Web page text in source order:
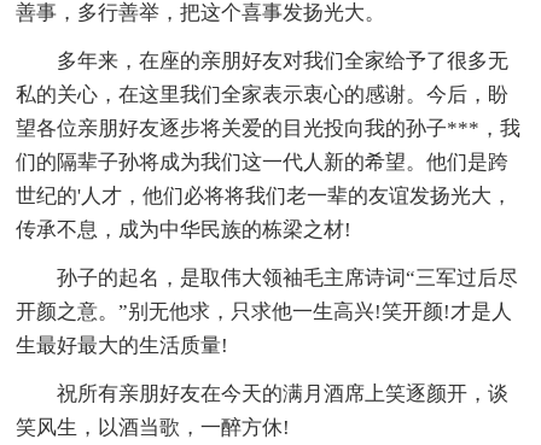
善事，多行善举，把这个喜事发扬光大。
多年来，在座的亲朋好友对我们全家给予了很多无
私的关心，在这里我们全家表示衷心的感谢。今后，盼
望各位亲朋好友逐步将关爱的目光投向我的孙子***，我
们的隔辈子孙将成为我们这一代人新的希望。他们是跨
世纪的'人才，他们必将将我们老一辈的友谊发扬光大，
传承不息，成为中华民族的栋梁之材!
孙子的起名，是取伟大领袖毛主席诗词“三军过后尽
开颜之意。”别无他求，只求他一生高兴!笑开颜!才是人
生最好最大的生活质量!
祝所有亲朋好友在今天的满月酒席上笑逐颜开，谈
笑风生，以酒当歌，一醉方休!